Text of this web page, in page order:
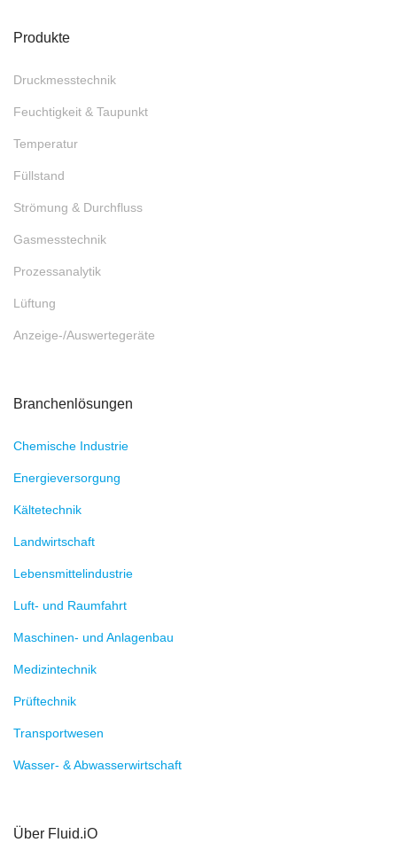
Produkte
Druckmesstechnik
Feuchtigkeit & Taupunkt
Temperatur
Füllstand
Strömung & Durchfluss
Gasmesstechnik
Prozessanalytik
Lüftung
Anzeige-/Auswertegeräte
Branchenlösungen
Chemische Industrie
Energieversorgung
Kältetechnik
Landwirtschaft
Lebensmittelindustrie
Luft- und Raumfahrt
Maschinen- und Anlagenbau
Medizintechnik
Prüftechnik
Transportwesen
Wasser- & Abwasserwirtschaft
Über Fluid.iO